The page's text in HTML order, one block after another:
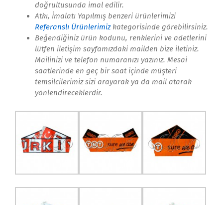
doğrultusunda imal edilir.
Atkı, İmalatı Yapılmış benzeri ürünlerimizi
Referanslı Ürünlerimizkategorisinde görebilirsiniz.
Beğendiğiniz ürün kodunu, renklerini ve adetlerini
lütfen iletişim sayfamızdaki mailden bize iletiniz.
Mailinizi ve telefon numaranızı yazınız. Mesai
saatlerinde en geç bir saat içinde müşteri
temsilcilerimiz sizi arayarak ya da mail atarak
yönlendireceklerdir.